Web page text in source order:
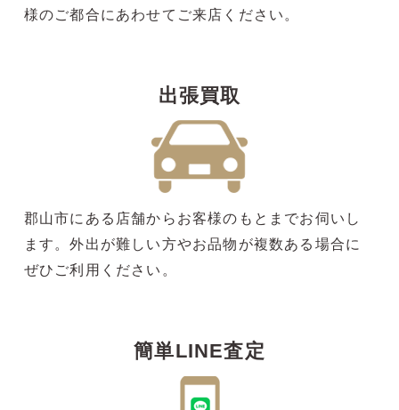
様のご都合にあわせてご来店ください。
出張買取
郡山市にある店舗からお客様のもとまでお伺いし
ます。外出が難しい方やお品物が複数ある場合に
ぜひご利用ください。
簡単LINE査定